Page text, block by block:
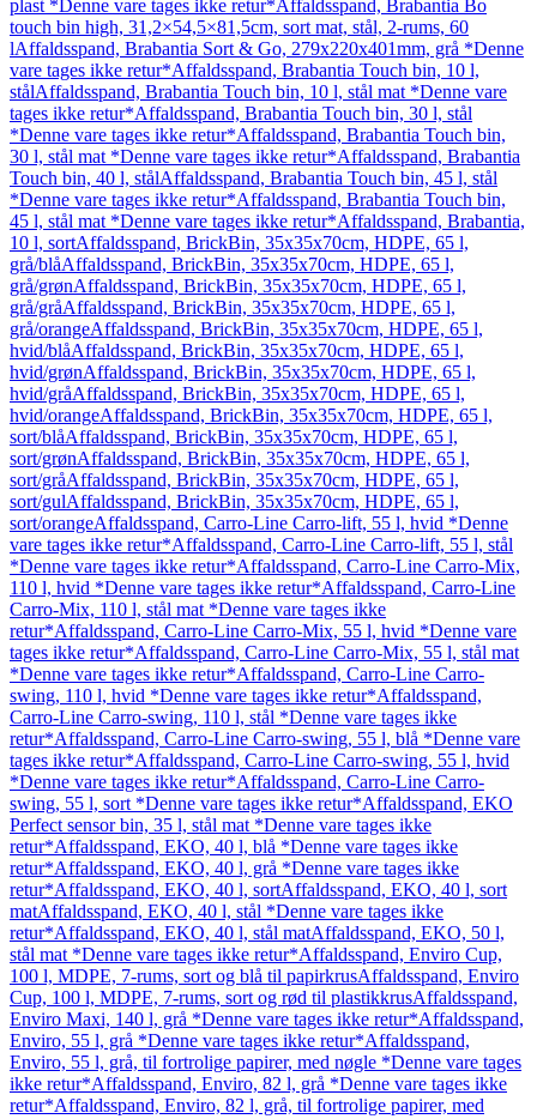
plast *Denne vare tages ikke retur*Affaldsspand, Brabantia Bo
touch bin high, 31,2×54,5×81,5cm, sort mat, stål, 2-rums, 60
lAffaldsspand, Brabantia Sort & Go, 279x220x401mm, grå *Denne
vare tages ikke retur*Affaldsspand, Brabantia Touch bin, 10 l,
stålAffaldsspand, Brabantia Touch bin, 10 l, stål mat *Denne vare
tages ikke retur*Affaldsspand, Brabantia Touch bin, 30 l, stål
*Denne vare tages ikke retur*Affaldsspand, Brabantia Touch bin,
30 l, stål mat *Denne vare tages ikke retur*Affaldsspand, Brabantia
Touch bin, 40 l, stålAffaldsspand, Brabantia Touch bin, 45 l, stål
*Denne vare tages ikke retur*Affaldsspand, Brabantia Touch bin,
45 l, stål mat *Denne vare tages ikke retur*Affaldsspand, Brabantia,
10 l, sortAffaldsspand, BrickBin, 35x35x70cm, HDPE, 65 l,
grå/blåAffaldsspand, BrickBin, 35x35x70cm, HDPE, 65 l,
grå/grønAffaldsspand, BrickBin, 35x35x70cm, HDPE, 65 l,
grå/gråAffaldsspand, BrickBin, 35x35x70cm, HDPE, 65 l,
grå/orangeAffaldsspand, BrickBin, 35x35x70cm, HDPE, 65 l,
hvid/blåAffaldsspand, BrickBin, 35x35x70cm, HDPE, 65 l,
hvid/grønAffaldsspand, BrickBin, 35x35x70cm, HDPE, 65 l,
hvid/gråAffaldsspand, BrickBin, 35x35x70cm, HDPE, 65 l,
hvid/orangeAffaldsspand, BrickBin, 35x35x70cm, HDPE, 65 l,
sort/blåAffaldsspand, BrickBin, 35x35x70cm, HDPE, 65 l,
sort/grønAffaldsspand, BrickBin, 35x35x70cm, HDPE, 65 l,
sort/gråAffaldsspand, BrickBin, 35x35x70cm, HDPE, 65 l,
sort/gulAffaldsspand, BrickBin, 35x35x70cm, HDPE, 65 l,
sort/orangeAffaldsspand, Carro-Line Carro-lift, 55 l, hvid *Denne
vare tages ikke retur*Affaldsspand, Carro-Line Carro-lift, 55 l, stål
*Denne vare tages ikke retur*Affaldsspand, Carro-Line Carro-Mix,
110 l, hvid *Denne vare tages ikke retur*Affaldsspand, Carro-Line
Carro-Mix, 110 l, stål mat *Denne vare tages ikke
retur*Affaldsspand, Carro-Line Carro-Mix, 55 l, hvid *Denne vare
tages ikke retur*Affaldsspand, Carro-Line Carro-Mix, 55 l, stål mat
*Denne vare tages ikke retur*Affaldsspand, Carro-Line Carro-
swing, 110 l, hvid *Denne vare tages ikke retur*Affaldsspand,
Carro-Line Carro-swing, 110 l, stål *Denne vare tages ikke
retur*Affaldsspand, Carro-Line Carro-swing, 55 l, blå *Denne vare
tages ikke retur*Affaldsspand, Carro-Line Carro-swing, 55 l, hvid
*Denne vare tages ikke retur*Affaldsspand, Carro-Line Carro-
swing, 55 l, sort *Denne vare tages ikke retur*Affaldsspand, EKO
Perfect sensor bin, 35 l, stål mat *Denne vare tages ikke
retur*Affaldsspand, EKO, 40 l, blå *Denne vare tages ikke
retur*Affaldsspand, EKO, 40 l, grå *Denne vare tages ikke
retur*Affaldsspand, EKO, 40 l, sortAffaldsspand, EKO, 40 l, sort
matAffaldsspand, EKO, 40 l, stål *Denne vare tages ikke
retur*Affaldsspand, EKO, 40 l, stål matAffaldsspand, EKO, 50 l,
stål mat *Denne vare tages ikke retur*Affaldsspand, Enviro Cup,
100 l, MDPE, 7-rums, sort og blå til papirkrusAffaldsspand, Enviro
Cup, 100 l, MDPE, 7-rums, sort og rød til plastikkrusAffaldsspand,
Enviro Maxi, 140 l, grå *Denne vare tages ikke retur*Affaldsspand,
Enviro, 55 l, grå *Denne vare tages ikke retur*Affaldsspand,
Enviro, 55 l, grå, til fortrolige papirer, med nøgle *Denne vare tages
ikke retur*Affaldsspand, Enviro, 82 l, grå *Denne vare tages ikke
retur*Affaldsspand, Enviro, 82 l, grå, til fortrolige papirer, med